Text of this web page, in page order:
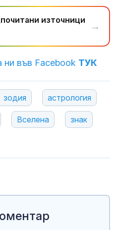
източници
→
ни във Facebook ТУК
зодия астрология
Вселена знак